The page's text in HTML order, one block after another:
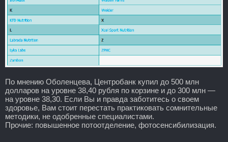
По мнению Оболенцева, Центробанк купил до 500 млн
долларов на уровне 38,40 рубля по корзине и до 300 млн —
на уровне 38,30. Если Вы и правда заботитесь о своем
здоровье, Вам стоит перестать практиковать сомнительные
методики, не одобренные специалистами.
Прочие: повышенное потоотделение, фотосенсибилизация.